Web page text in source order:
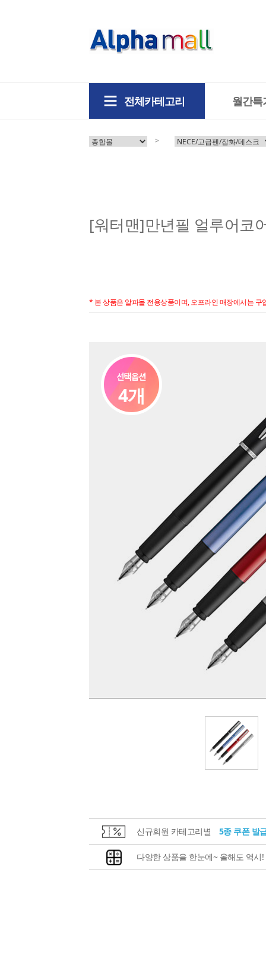
전체카테고리 월간특
>
[워터맨]만년필 얼루어코
* 본 상품은 알파몰 전용상품이며, 오프라인 매장에서는 구
4개
신규회원 카테고리별 5종 쿠폰 발
다양한 상품을 한눈에~ 올해도 역시!